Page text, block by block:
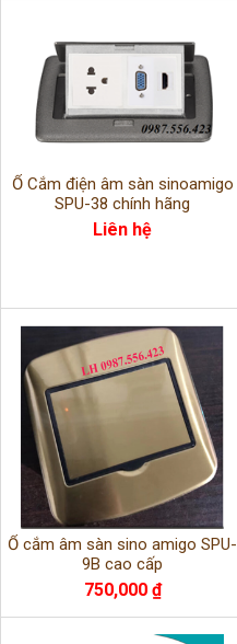
Ổ Cắm điện âm sàn sinoamigo
SPU-38 chính hãng
Liên hệ
Ổ cắm âm sàn sino amigo SPU-
9B cao cấp
750,000 ₫